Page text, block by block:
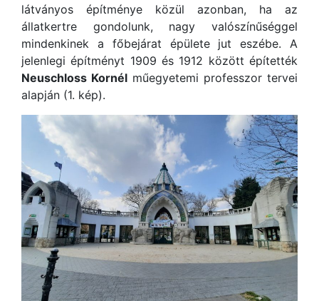
látványos építménye közül azonban, ha az
állatkertre gondolunk, nagy valószínűséggel
mindenkinek a főbejárat épülete jut eszébe. A
jelenlegi építményt 1909 és 1912 között építették
Neuschloss Kornél műegyetemi professzor tervei
alapján (1. kép).